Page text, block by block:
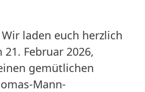
laden euch herzlich
Februar 2026,
gemütlichen
Mann-